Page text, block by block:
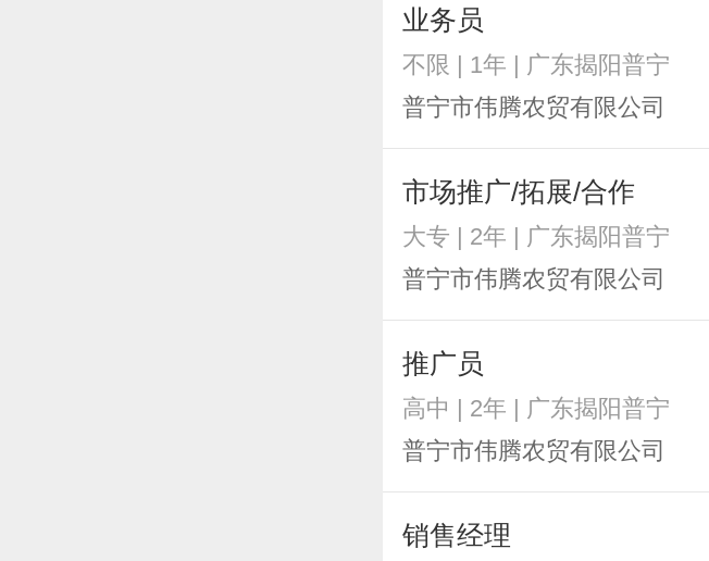
业务员
不限 | 1年 | 广东揭阳普宁
普宁市伟腾农贸有限公司
市场推广/拓展/合作
大专 | 2年 | 广东揭阳普宁
普宁市伟腾农贸有限公司
推广员
高中 | 2年 | 广东揭阳普宁
普宁市伟腾农贸有限公司
销售经理